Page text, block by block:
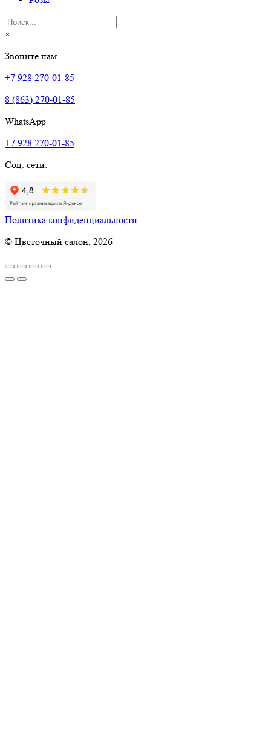
×
Звоните нам
+7 928 270-01-85
8 (863) 270-01-85
WhatsApp
+7 928 270-01-85
Соц. сети:
Политика конфиденциальности
© Цветочный салон, 2026